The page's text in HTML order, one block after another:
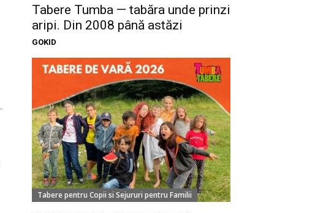
Tabere Tumba — tabăra unde prinzi
aripi. Din 2008 până astăzi
GOKID
Tabere pentru Copii si Sejururi pentru Familii